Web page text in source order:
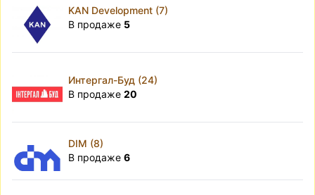
KAN Development (7)
В продаже 5
Интергал-Буд (24)
В продаже 20
DIM (8)
В продаже 6